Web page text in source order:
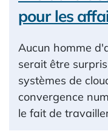
pour les
Aucun homme
serait être
systèmes de
convergence
le fait de